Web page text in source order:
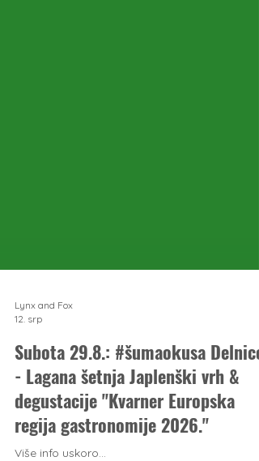
Lynx and Fox
Subota 29.8.: #šumaokusa Delnice
- Lagana šetnja Japlenški vrh &